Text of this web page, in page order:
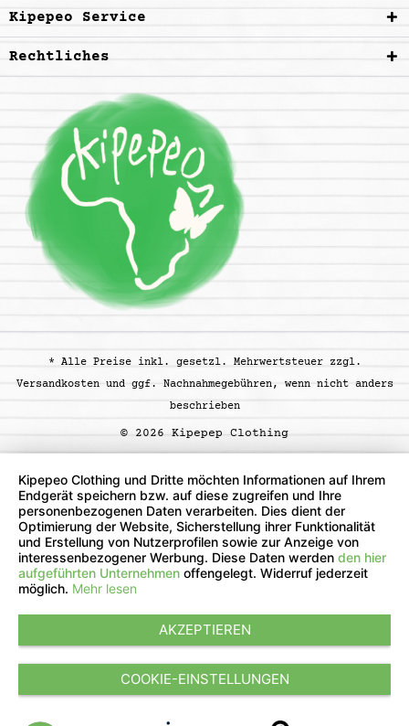
Kipepeo Service
Rechtliches
* Alle Preise inkl. gesetzl. Mehrwertsteuer zzgl.
Versandkostenund ggf. Nachnahmegebühren, wenn nicht anders
beschrieben
© 2026 Kipepep Clothing
Kipepeo Clothing und Dritte möchten Informationen auf Ihrem
Endgerät speichern bzw. auf diese zugreifen und Ihre
personenbezogenen Daten verarbeiten. Dies dient der
Optimierung der Website, Sicherstellung ihrer Funktionalität
und Erstellung von Nutzerprofilen sowie zur Anzeige von
interessenbezogener Werbung. Diese Daten werden den hier
aufgeführten Unternehmen offengelegt. Widerruf jederzeit
möglich. Mehr lesen
AKZEPTIEREN
COOKIE-EINSTELLUNGEN